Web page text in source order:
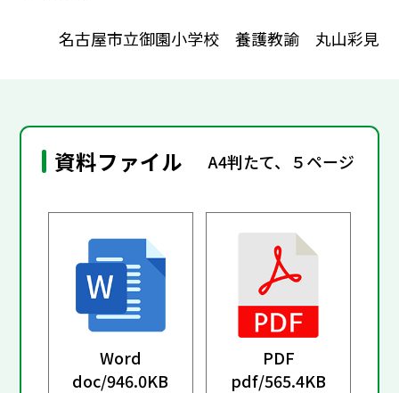
名古屋市立御園小学校 養護教諭 丸山彩見
資料ファイル A4判たて、５ページ
Word
doc/946.0KB
PDF
pdf/565.4KB